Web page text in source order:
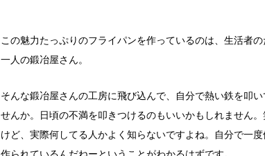
この魅力たっぷりのフライパンを作っているのは、生活者
一人の鍛冶屋さん。
そんな鍛冶屋さんの工房に飛び込んで、自分で熱い鉄を叩
せんか。日頃の不満を叩きつけるのもいいかもしれません
けど、実際何してる人かよく知らないですよね。自分で一
作られているんだねーということがわかるはずです。